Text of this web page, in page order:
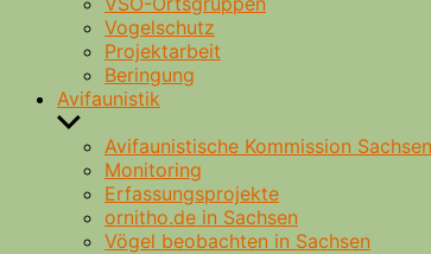
Vogelschutz
Projektarbeit
Beringung
Avifaunistik
Untermenü
anzeigenAvifaunistische Kommission
Monitoring
Erfassungsprojekte
ornitho.de in Sachsen
Vögel beobachten in Sachsen